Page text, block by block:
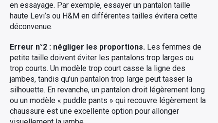
en essayage. Par exemple, essayer un pantalon taille
haute Levi’s ou H&M en différentes tailles évitera cette
déconvenue.
Erreur n°2 : négliger les proportions. Les femmes de
petite taille doivent éviter les pantalons trop larges ou
trop courts. Un modèle trop court casse la ligne des
jambes, tandis qu’un pantalon trop large peut tasser la
silhouette. En revanche, un pantalon droit légèrement long
ou un modèle « puddle pants » qui recouvre légèrement la
chaussure est une excellente option pour allonger